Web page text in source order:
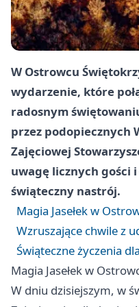
W Ostrowcu
wydarzenie, które
radosnym
przez podopiecznych
Zajęciowej
uwagę licznych gości
świąteczny nastrój.
Magia Jasełek w
Wzruszające chwile z
Świąteczne życzenia
Magia Jasełek w
W dniu dzisiejszym, w